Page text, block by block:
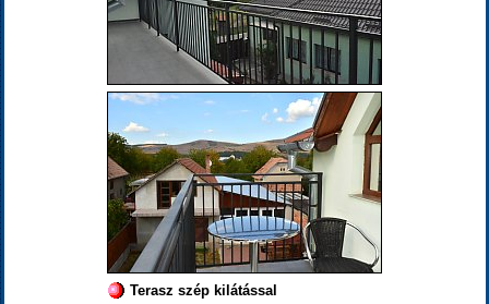
Terasz szép kilátással